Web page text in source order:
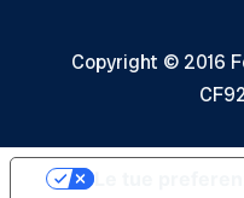
Copyright © 2016
Le tue